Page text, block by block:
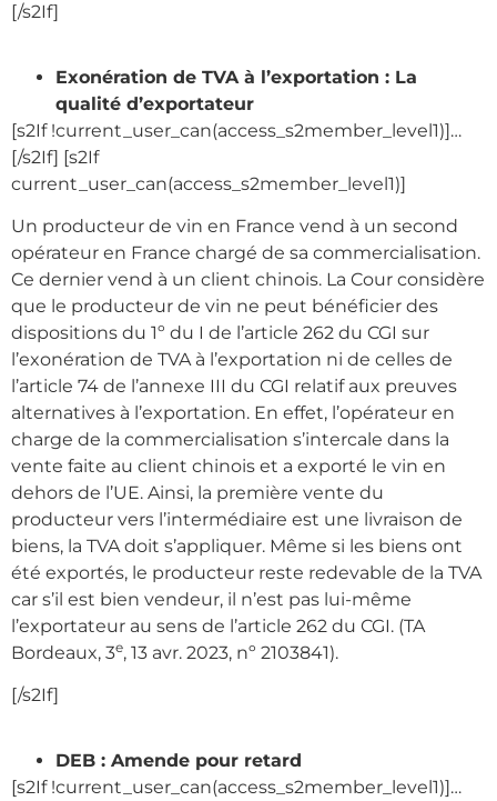
[/s2If]
Exonération de TVA à l’exportation : La
qualité d’exportateur
[s2If !current_user_can(access_s2member_level1)]…
[/s2If] [s2If
current_user_can(access_s2member_level1)]
Un producteur de vin en France vend à un second
opérateur en France chargé de sa commercialisation.
Ce dernier vend à un client chinois. La Cour considère
que le producteur de vin ne peut bénéficier des
dispositions du 1º du I de l’article 262 du CGI sur
l’exonération de TVA à l’exportation ni de celles de
l’article 74 de l’annexe III du CGI relatif aux preuves
alternatives à l’exportation. En effet, l’opérateur en
charge de la commercialisation s’intercale dans la
vente faite au client chinois et a exporté le vin en
dehors de l’UE. Ainsi, la première vente du
producteur vers l’intermédiaire est une livraison de
biens, la TVA doit s’appliquer. Même si les biens ont
été exportés, le producteur reste redevable de la TVA
car s’il est bien vendeur, il n’est pas lui-même
l’exportateur au sens de l’article 262 du CGI. (TA
Bordeaux, 3e, 13 avr. 2023, nº 2103841).
[/s2If]
DEB : Amende pour retard
[s2If !current_user_can(access_s2member_level1)]…